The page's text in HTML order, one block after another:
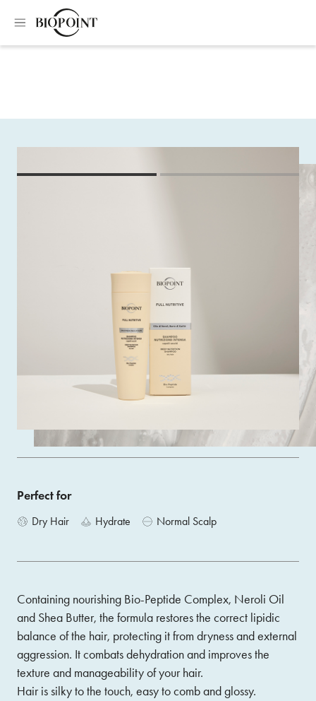
shampoo
Gently cleanses and deeply nourishes all hair types from
dry to very dry (fine, medium or thick).
Size 200 ML
Perfect for
Dry Hair Hydrate Normal Scalp
Containing nourishing Bio-Peptide Complex, Neroli Oil
and Shea Butter, the formula restores the correct lipidic
balance of the hair, protecting it from dryness and external
aggression. It combats dehydration and improves the
texture and manageability of your hair.
Hair is silky to the touch, easy to comb and glossy.